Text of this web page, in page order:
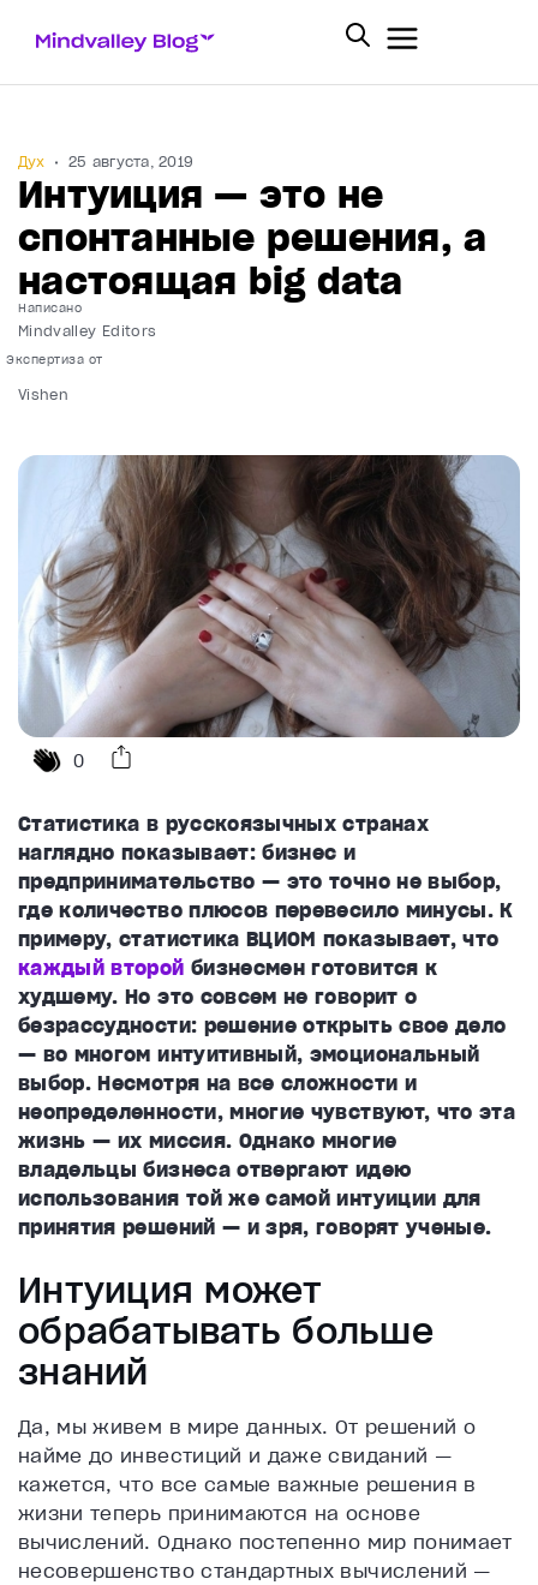
Дух 25 августа, 2019
Интуиция — это не
спонтанные решения, а
настоящая big data
Написано
Mindvalley Editors
Vishen
0
Статистика в русскоязычных странах
наглядно показывает: бизнес и
предпринимательство — это точно не выбор,
где количество плюсов перевесило минусы. К
примеру, статистика ВЦИОМ показывает, что
каждый второй бизнесмен готовится к
худшему. Но это совсем не говорит о
безрассудности: решение открыть свое дело
— во многом интуитивный, эмоциональный
выбор. Несмотря на все сложности и
неопределенности, многие чувствуют, что эта
жизнь — их миссия. Однако многие
владельцы бизнеса отвергают идею
использования той же самой интуиции для
принятия решений — и зря, говорят ученые.
Интуиция может
обрабатывать больше
знаний
Да, мы живем в мире данных. От решений о
найме до инвестиций и даже свиданий —
кажется, что все самые важные решения в
жизни теперь принимаются на основе
вычислений. Однако постепенно мир понимает
несовершенство стандартных вычислений —